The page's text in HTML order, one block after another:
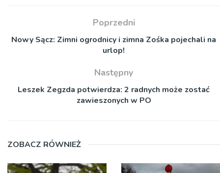
Poprzedni
Nowy Sącz: Zimni ogrodnicy i zimna Zośka pojechali na
urlop!
Następny
Leszek Zegzda potwierdza: 2 radnych może zostać
zawieszonych w PO
ZOBACZ RÓWNIEŻ